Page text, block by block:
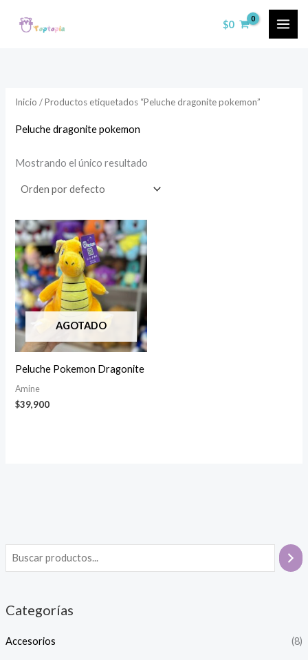
$0
Categorías
Accesorios (8)
Inicio / Productos etiquetados “Peluche dragonite pokemon”
Peluche dragonite pokemon
Mostrando el único resultado
AGOTADO
Peluche Pokemon Dragonite
Amine
$39,900